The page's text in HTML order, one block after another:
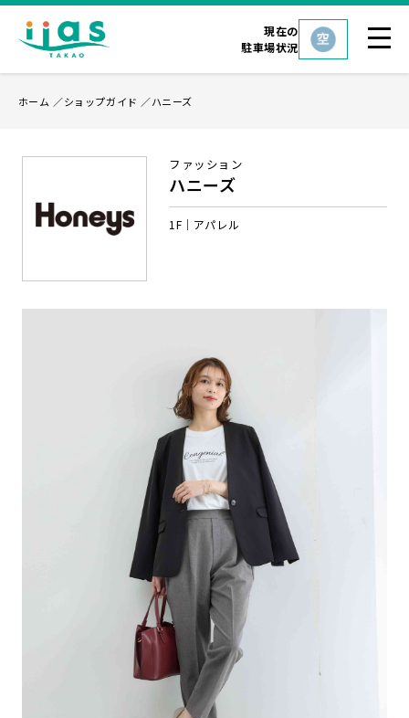
現在の
駐車場状況
ホーム ショップガイド ハニーズ
ファッション
ハニーズ
1F アパレル